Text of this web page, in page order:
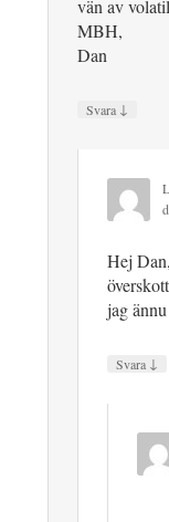
vän av
MBH,
Dan
Svara ↓
Hej
jag
Svara ↓